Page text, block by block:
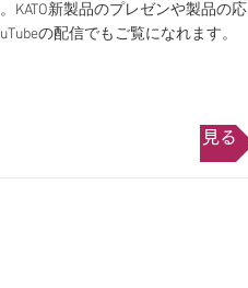
KATO新製品のプレゼンや製品の応
の配信でもご覧になれます。
詳しく見る